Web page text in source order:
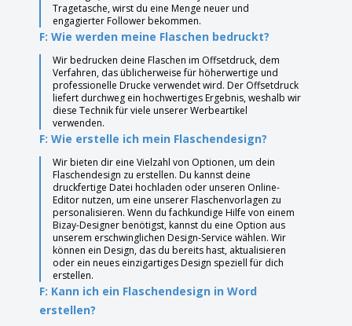
Tragetasche, wirst du eine Menge neuer und
engagierter Follower bekommen.
F: Wie werden meine Flaschen bedruckt?
Wir bedrucken deine Flaschen im Offsetdruck, dem
Verfahren, das üblicherweise für höherwertige und
professionelle Drucke verwendet wird. Der Offsetdruck
liefert durchweg ein hochwertiges Ergebnis, weshalb wir
diese Technik für viele unserer Werbeartikel
verwenden.
F: Wie erstelle ich mein Flaschendesign?
Wir bieten dir eine Vielzahl von Optionen, um dein
Flaschendesign zu erstellen. Du kannst deine
druckfertige Datei hochladen oder unseren Online-
Editor nutzen, um eine unserer Flaschenvorlagen zu
personalisieren. Wenn du fachkundige Hilfe von einem
Bizay-Designer benötigst, kannst du eine Option aus
unserem erschwinglichen Design-Service wählen. Wir
können ein Design, das du bereits hast, aktualisieren
oder ein neues einzigartiges Design speziell für dich
erstellen.
F: Kann ich ein Flaschendesign in Word
erstellen?